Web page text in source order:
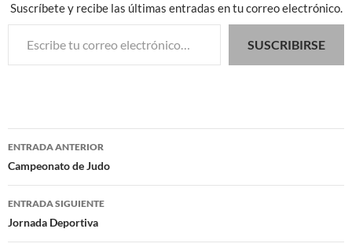
Suscríbete y recibe las últimas entradas en tu correo electrónico.
Escribe tu correo electrónico…
SUSCRIBIRSE
Navegación
de
entradas
ENTRADA ANTERIOR
Campeonato de Judo
ENTRADA SIGUIENTE
Jornada Deportiva